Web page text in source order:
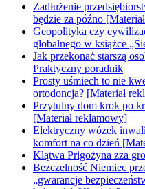
Zadłużenie
będzie za późno
Geopolityka czy
globalnego w książce
Jak przekonać starszą
Praktyczny poradnik
Prosty uśmiech to nie
ortodoncja? [Materiał
Przytulny dom krok po
[Materiał reklamowy]
Elektryczny wózek
komfort na co dzień
Klątwa Prigożyna zza
Bezczelność Niemiec
„gwarancje